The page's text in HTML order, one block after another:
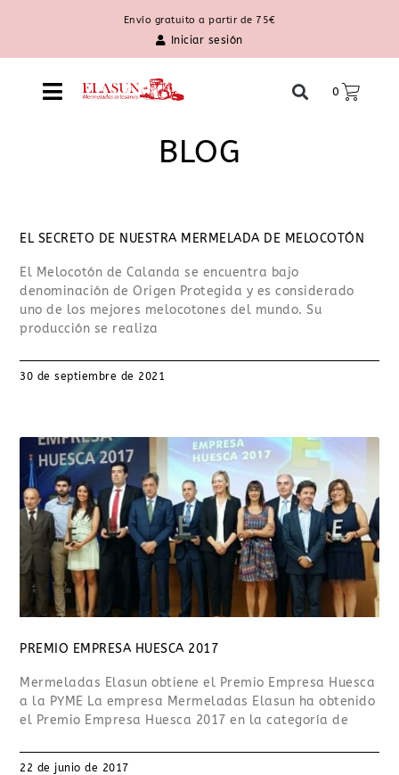
Envío gratuito a partir de 75€
Iniciar sesión
0
BLOG
EL SECRETO DE NUESTRA MERMELADA DE MELOCOTÓN
El Melocotón de Calanda se encuentra bajo
denominación de Origen Protegida y es considerado
uno de los mejores melocotones del mundo. Su
producción se realiza
30 de septiembre de 2021
PREMIO EMPRESA HUESCA 2017
Mermeladas Elasun obtiene el Premio Empresa Huesca
a la PYME La empresa Mermeladas Elasun ha obtenido
el Premio Empresa Huesca 2017 en la categoría de
22 de junio de 2017